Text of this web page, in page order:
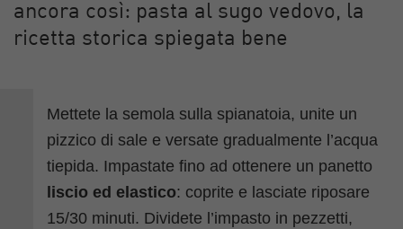
ancora così: pasta al sugo vedovo, la
ricetta storica spiegata bene
Mettete la semola sulla spianatoia, unite un
pizzico di sale e versate gradualmente l’acqua
tiepida. Impastate fino ad ottenere un panetto
liscio ed elastico: coprite e lasciate riposare
15/30 minuti. Dividete l’impasto in pezzetti,